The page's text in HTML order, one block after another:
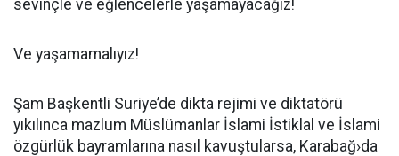
sevinçle ve eğlencelerle yaşamayacağız!
Ve yaşamamalıyız!
Şam Başkentli Suriye’de dikta rejimi ve diktatörü
yıkılınca mazlum Müslümanlar İslami İstiklal ve İslami
özgürlük bayramlarına nasıl kavuştularsa, Karabağ›da